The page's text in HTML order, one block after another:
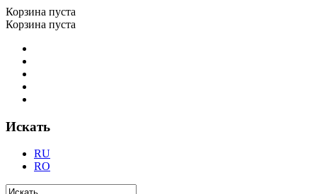
Корзина пуста
Корзина пуста
Искать
RU
RO